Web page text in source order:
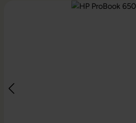
Ignorer la galerie d'images